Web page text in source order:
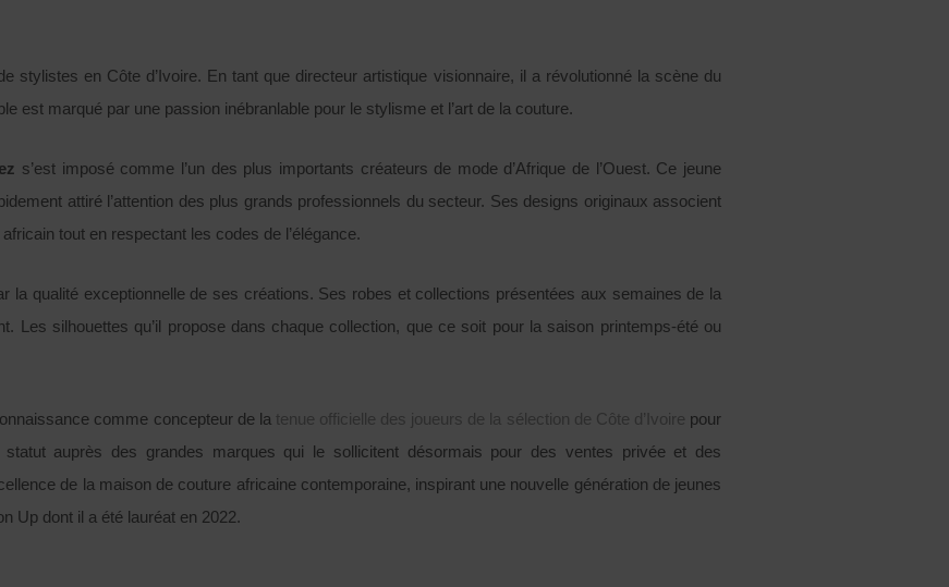
stylistes en Côte d’Ivoire. En tant que directeur artistique visionnaire, il a révolutionné la scène du
est marqué par une passion inébranlable pour le stylisme et l’art de la couture.
s’est imposé comme l’un des plus importants créateurs de mode d’Afrique de l’Ouest. Ce jeune
attiré l’attention des plus grands professionnels du secteur. Ses designs originaux associent
tout en respectant les codes de l’élégance.
la qualité exceptionnelle de ses créations. Ses robes et collections présentées aux semaines de la
Les silhouettes qu’il propose dans chaque collection, que ce soit pour la saison printemps-été ou
comme concepteur de la tenue officielle des joueurs de la sélection de Côte d’Ivoire pour
auprès des grandes marques qui le sollicitent désormais pour des ventes privée et des
de la maison de couture africaine contemporaine, inspirant une nouvelle génération de jeunes
Up dont il a été lauréat en 2022.